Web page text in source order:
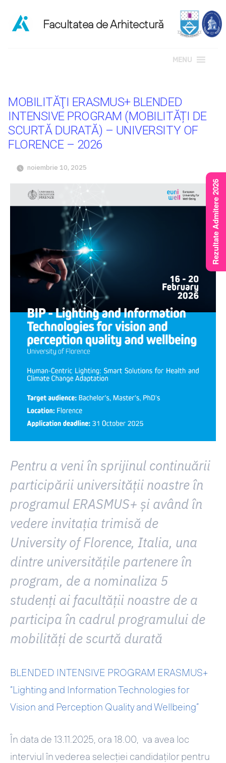
conținut
MENU
MOBILITĂŢI ERASMUS+ BLENDED
INTENSIVE PROGRAM (MOBILITĂȚI DE
SCURTĂ DURATĂ) – UNIVERSITY OF
FLORENCE – 2026
noiembrie 10, 2025
Pentru a veni în sprijinul continuării
participării universității noastre în
programul ERASMUS+ și având în
vedere invitația trimisă de
University of Florence, Italia, una
dintre universitățile partenere în
program, de a nominaliza 5
studenți ai facultății noastre de a
participa în cadrul programului de
mobilități de scurtă durată
BLENDED INTENSIVE PROGRAM ERASMUS+
“Lighting and Information Technologies for
Vision and Perception Quality and Wellbeing”
În data de 13.11.2025, ora 18.00, va avea loc
interviul în vederea selecției candidaţilor pentru
Rezultate Admitere 2026